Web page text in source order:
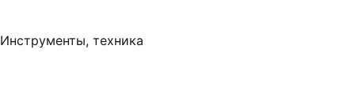
Инструменты, техника